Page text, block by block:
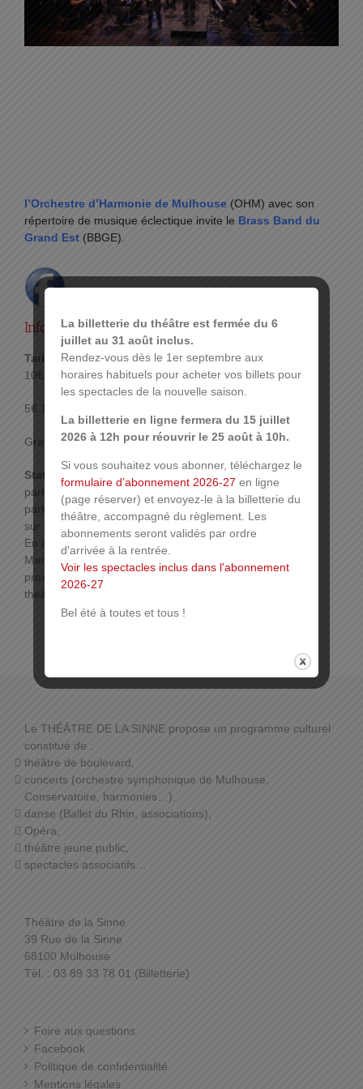
l’Orchestre d’Harmonie de Mulhouse (OHM) avec son
répertoire de musique éclectique invite le Brass Band du
Grand Est (BBGE).
Infos pratiques :
Tarif :
10€ normal
5€ 18-6 ans
Gratuit -6ans
Stationnement :
parking Réunion : 2 € les 4h,
parking des Maréchaux, ouvert tous les jours 24h
sur 24h. Forfait 1 € de 19h à 1h et 2 € de 1h à 7h.
En empruntant l’issue piétonne « Cour des
Maréchaux », la sortie du parking s’effectue à
proximité de la place de la Réunion, à deux pas du
théâtre.
Le THÉÂTRE DE LA SINNE propose un programme culturel
constitué de :
théâtre de boulevard,
concerts (orchestre symphonique de Mulhouse,
Conservatoire, harmonies…),
danse (Ballet du Rhin, associations),
Opéra,
théâtre jeune public,
spectacles associatifs…
Théâtre de la Sinne
39 Rue de la Sinne
68100 Mulhouse
Tél. : 03 89 33 78 01 (Billetterie)
Foire aux questions
Facebook
Politique de confidentialité
Mentions légales
La billetterie du théâtre est fermée du 6
juillet au 31 août inclus.
Rendez-vous dès le 1er septembre aux
horaires habituels pour acheter vos billets pour
les spectacles de la nouvelle saison.
La billetterie en ligne fermera du 15 juillet
2026 à 12h pour réouvrir le 25 août à 10h.
Si vous souhaitez vous abonner, téléchargez le
formulaire d’abonnement 2026-27 en ligne
(page réserver) et envoyez-le à la billetterie du
théâtre, accompagné du règlement. Les
abonnements seront validés par ordre
d'arrivée à la rentrée.
Voir les spectacles inclus dans l'abonnement
2026-27
Bel été à toutes et tous !